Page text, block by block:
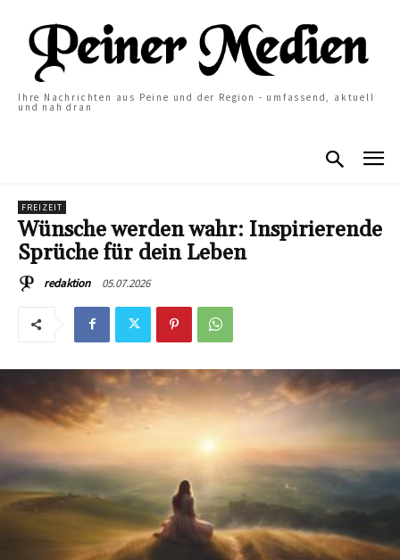
Ihre Nachrichten aus Peine und der Region - umfassend, aktuell
und nah dran
FREIZEIT
Wünsche werden wahr: Inspirierende
Sprüche für dein Leben
redaktion 05.07.2026